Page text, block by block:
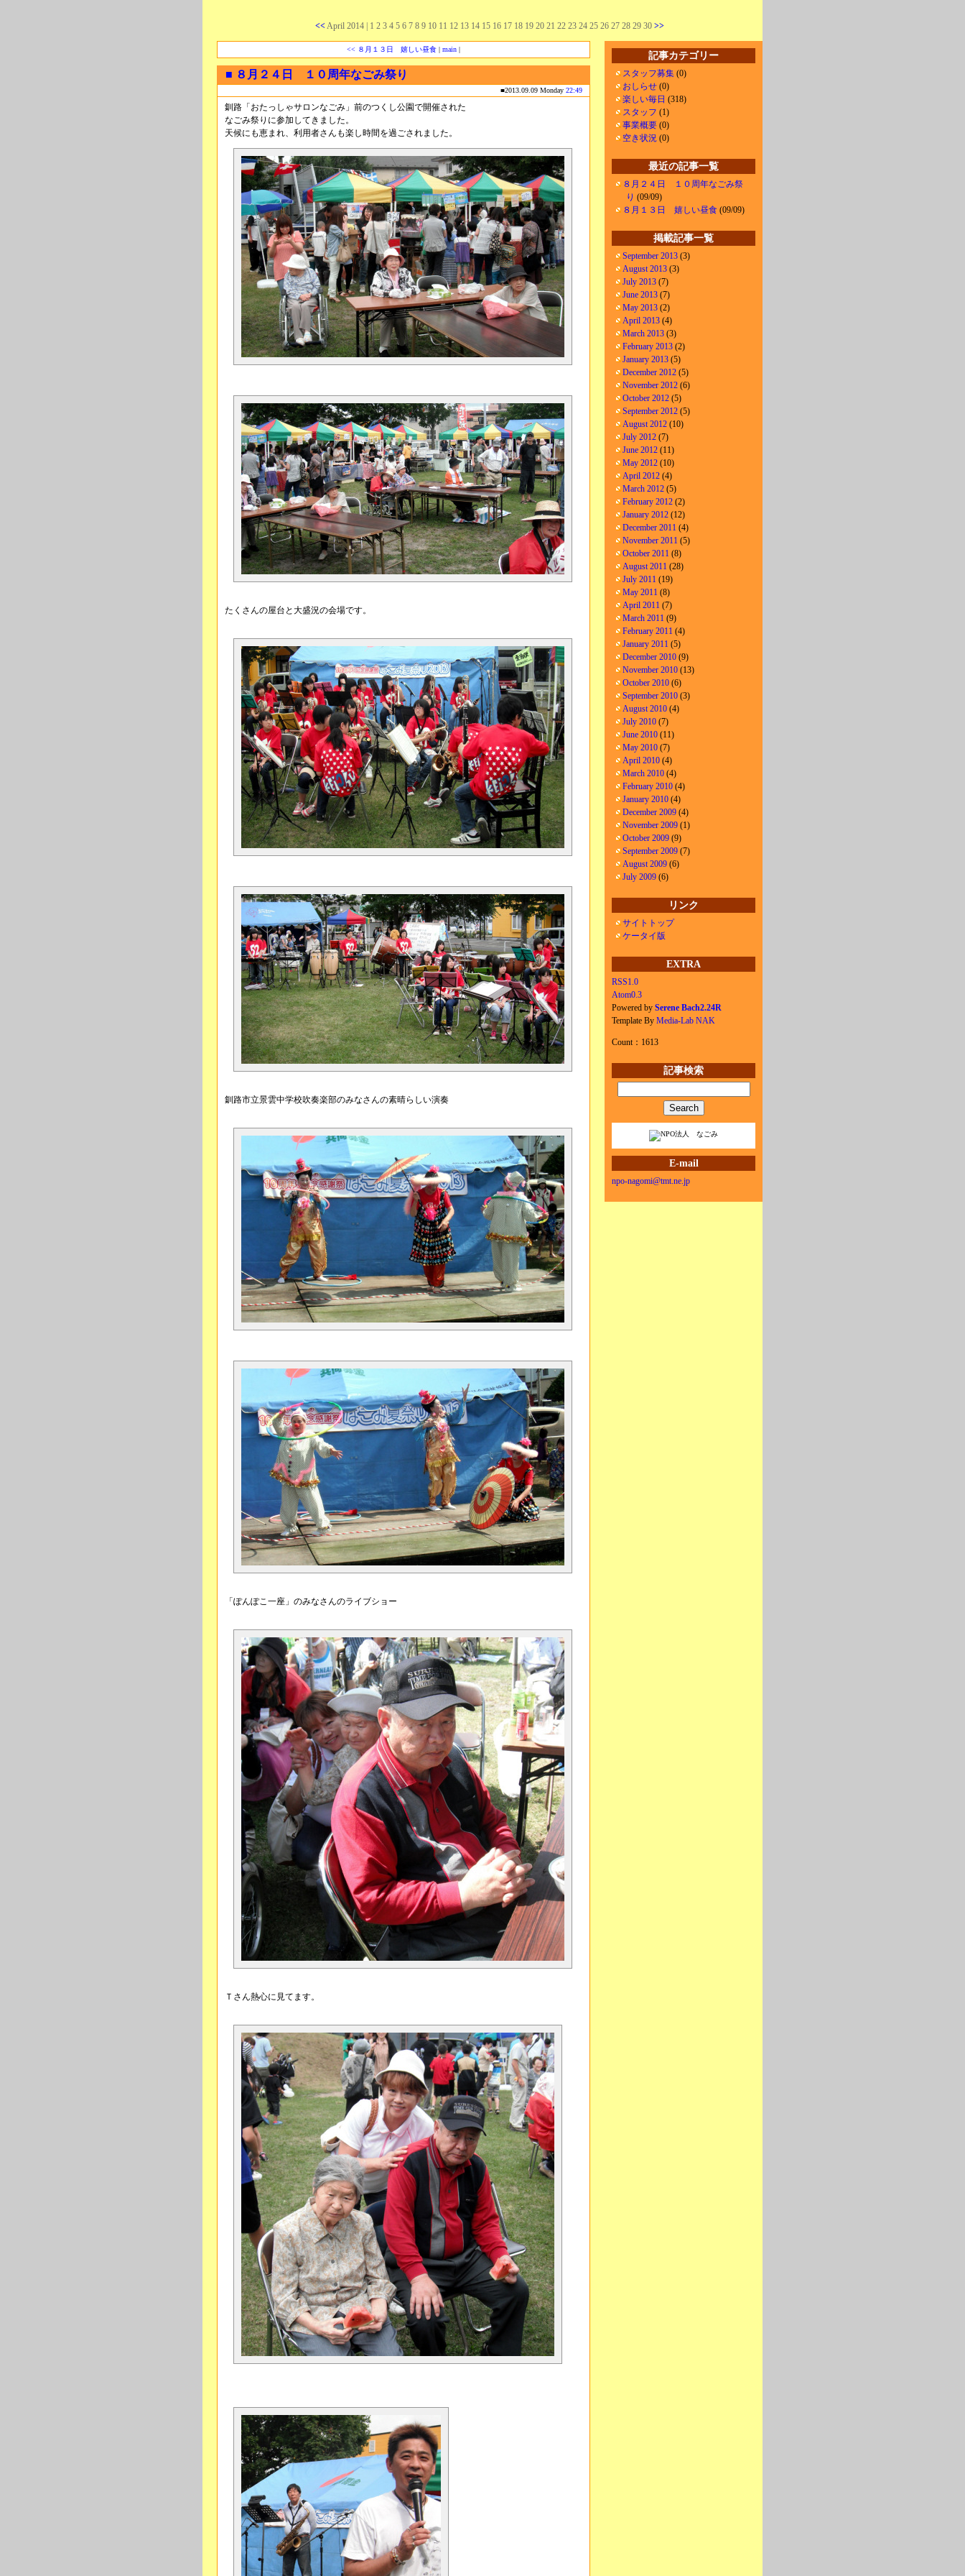
<<April 2014 | 1 2 3 4 5 6 7 8 9 10 11 12 13 14 15 16 17 18 19 20 21 22 23 24 25 26 27 28 29 30 >>
<< ８月１３日 嬉しい昼食 | main |
■ ８月２４日 １０周年なごみ祭り
■2013.09.09 Monday 22:49
釧路「おたっしゃサロンなごみ」前のつくし公園で開催された
なごみ祭りに参加してきました。
天候にも恵まれ、利用者さんも楽し時間を過ごされました。
たくさんの屋台と大盛況の会場です。
釧路市立景雲中学校吹奏楽部のみなさんの素晴らしい演奏
「ぽんぽこ一座」のみなさんのライブショー
Ｔさん熱心に見てます。
記事カテゴリー
スタッフ募集 (0)
おしらせ (0)
楽しい毎日 (318)
スタッフ (1)
事業概要 (0)
空き状況 (0)
最近の記事一覧
８月２４日 １０周年なごみ祭
り (09/09)
８月１３日 嬉しい昼食 (09/09)
掲載記事一覧
September 2013 (3)
August 2013 (3)
July 2013 (7)
June 2013 (7)
May 2013 (2)
April 2013 (4)
March 2013 (3)
February 2013 (2)
January 2013 (5)
December 2012 (5)
November 2012 (6)
October 2012 (5)
September 2012 (5)
August 2012 (10)
July 2012 (7)
June 2012 (11)
May 2012 (10)
April 2012 (4)
March 2012 (5)
February 2012 (2)
January 2012 (12)
December 2011 (4)
November 2011 (5)
October 2011 (8)
August 2011 (28)
July 2011 (19)
May 2011 (8)
April 2011 (7)
March 2011 (9)
February 2011 (4)
January 2011 (5)
December 2010 (9)
November 2010 (13)
October 2010 (6)
September 2010 (3)
August 2010 (4)
July 2010 (7)
June 2010 (11)
May 2010 (7)
April 2010 (4)
March 2010 (4)
February 2010 (4)
January 2010 (4)
December 2009 (4)
November 2009 (1)
October 2009 (9)
September 2009 (7)
August 2009 (6)
July 2009 (6)
リンク
サイトトップ
ケータイ版
EXTRA
RSS1.0
Atom0.3
Powered by Serene Bach2.24R
Template By Media-Lab NAK
Count： 1613
記事検索
E-mail
npo-nagomi@tmt.ne.jp